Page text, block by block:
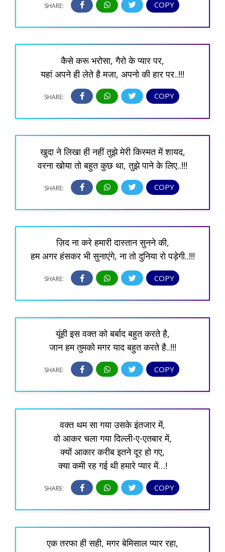
SHARE: COPY
कैसे करू भरोसा, गैरो के प्यार पर,
यहां अपने ही लेते है मजा, अपनो की हार पर..!!!
SHARE: COPY
खुदा ने लिखा ही नहीं तुझे मेरी किस्मत में शायद,
वरना खोया तो बहुत कुछ था, तुझे पाने के लिए..!!!
SHARE: COPY
ज़िद ना करे हमारी दास्तान सुनने की,
हम अगर हंसकर भी सुनाएंगे, ना तो दुनिया रो पड़ेगी..!!!
SHARE: COPY
यूंही इस वक्त को बर्बाद बहुत करते है,
जान हम तुमको मगर याद बहुत करते है..!!!
SHARE: COPY
वक्त थम सा गया उसके इंतजार में,
वो आकर चला गया दिल्ली-ए-एतबार में,
क्यों आकार करीब इतने दूर हो गए,
क्या कमी रह गई थी हमारे प्यार में…!
SHARE: COPY
एक तरफा ही सही, मगर बेमिसाल प्यार रहा,